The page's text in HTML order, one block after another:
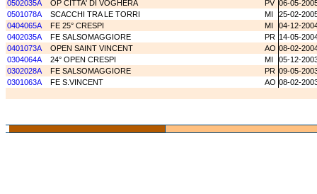
0502035A
OP CITTA' DI VOGHERA PV 06-05-
0501078A
SCACCHI TRA LE TORRI MI
25-02-
0404065A
FE 25° CRESPI MI
04-12-
0402035A
FE SALSOMAGGIORE PR 14-05-
0401073A
OPEN SAINT VINCENT AO 08-02-
0304064A
24° OPEN CRESPI MI
05-12-
0302028A
FE SALSOMAGGIORE PR 09-05-
0301063A
FE S.VINCENT AO 08-02-